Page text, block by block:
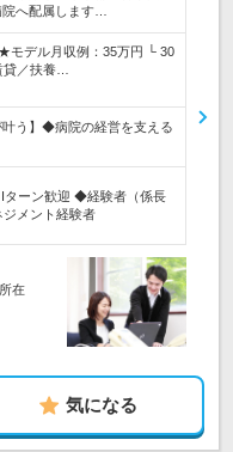
へ配属します…
モデル月収例：35万円 └ 30
／扶養…
叶う】◆病院の経営を支える
ターン歓迎 ◆経験者（係長
メント経験者
在
気になる